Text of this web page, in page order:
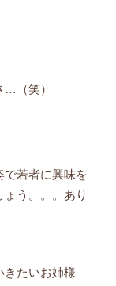
…（笑）
で若者に興味を
う。。。あり
きたいお姉様